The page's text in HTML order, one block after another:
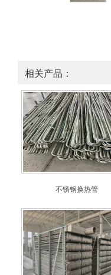
相关产品：
不锈钢换热管